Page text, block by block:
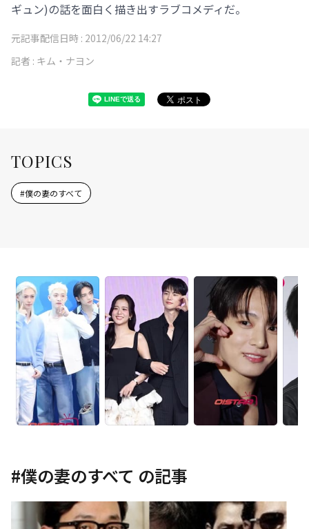
ギュン)の話を面白く描き出すラブコメディだ。
元記事配信日時 : 2012/06/22 14:27
記者 : キム・ナヨン
TOPICS
#僕の妻のすべて
#僕の妻のすべて の記事